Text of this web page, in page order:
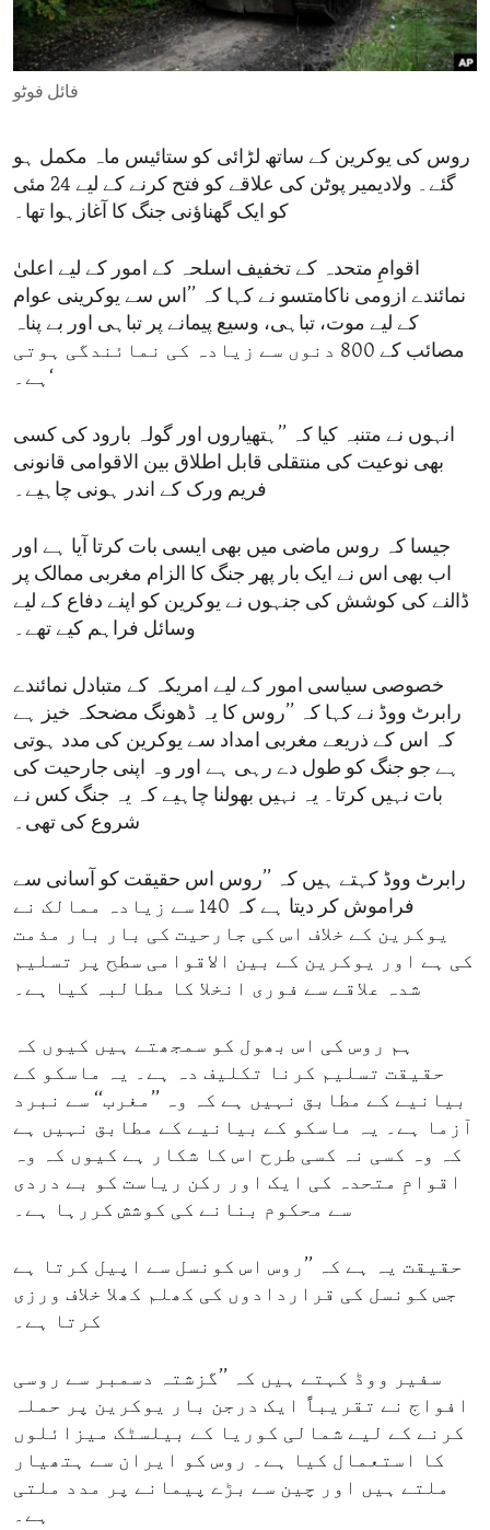
ENVIRONMENT AND HEALTH
IDEALS AND INSTITUTIONS
فائل فوٹو
روس کی یوکرین کے ساتھ لڑائی کو ستائیس ماہ مکمل ہو
گئے۔ ولادیمیر پوٹن کی علاقے کو فتح کرنے کے لیے 24 مئی
کو ایک گھناؤنی جنگ کا آغازہوا تھا۔
اقوامِ متحدہ کے تخفیف اسلحہ کے امور کے لیے اعلیٰ
نمائندے ازومی ناکامتسو نے کہا کہ ’’اس سے یوکرینی عوام
کے لیے موت، تباہی، وسیع پیمانے پر تباہی اور بے پناہ
مصائب کے 800 دنوں سے زیادہ کی نمائندگی ہوتی
ہے۔‘
انہوں نے متنبہ کیا کہ ’’ہتھیاروں اور گولہ بارود کی کسی
بھی نوعیت کی منتقلی قابل اطلاق بین الاقوامی قانونی
فریم ورک کے اندر ہونی چاہیے۔
جیسا کہ روس ماضی میں بھی ایسی بات کرتا آیا ہے اور
اب بھی اس نے ایک بار پھر جنگ کا الزام مغربی ممالک پر
ڈالنے کی کوشش کی جنہوں نے یوکرین کو اپنے دفاع کے لیے
وسائل فراہم کیے تھے۔
خصوصی سیاسی امور کے لیے امریکہ کے متبادل نمائندے
رابرٹ ووڈ نے کہا کہ ’’روس کا یہ ڈھونگ مضحکہ خیز ہے
کہ اس کے ذریعے مغربی امداد سے یوکرین کی مدد ہوتی
ہے جو جنگ کو طول دے رہی ہے اور وہ اپنی جارحیت کی
بات نہیں کرتا۔ یہ نہیں بھولنا چاہیے کہ یہ جنگ کس نے
شروع کی تھی۔
رابرٹ ووڈ کہتے ہیں کہ ’’روس اس حقیقت کو آسانی سے
فراموش کر دیتا ہے کہ 140 سے زیادہ ممالک نے
یوکرین کے خلاف اس کی جارحیت کی بار بار مذمت
کی ہے اور یوکرین کے بین الاقوامی سطح پر تسلیم
شدہ علاقے سے فوری انخلا کا مطالبہ کیا ہے۔
ہم روس کی اس بھول کو سمجھتے ہیں کیوں کہ
حقیقت تسلیم کرنا تکلیف دہ ہے۔ یہ ماسکو کے
بیانیے کے مطابق نہیں ہے کہ وہ ’’مغرب‘‘ سے نبرد
آزما ہے۔ یہ ماسکو کے بیانیے کے مطابق نہیں ہے
کہ وہ کسی نہ کسی طرح اس کا شکار ہے کیوں کہ وہ
اقوامِ متحدہ کی ایک اور رکن ریاست کو بے دردی
سے محکوم بنانے کی کوشش کررہا ہے۔
حقیقت یہ ہے کہ ’’روس اس کونسل سے اپیل کرتا ہے
جس کونسل کی قراردادوں کی کھلم کھلا خلاف ورزی
کرتا ہے۔
سفیر ووڈ کہتے ہیں کہ ’’گزشتہ دسمبر سے روسی
افواج نے تقریباًً ایک درجن بار یوکرین پر حملہ
کرنے کے لیے شمالی کوریا کے بیلسٹک میزائلوں
کا استعمال کیا ہے۔ روس کو ایران سے ہتھیار
ملتے ہیں اور چین سے بڑے پیمانے پر مدد ملتی
ہے۔